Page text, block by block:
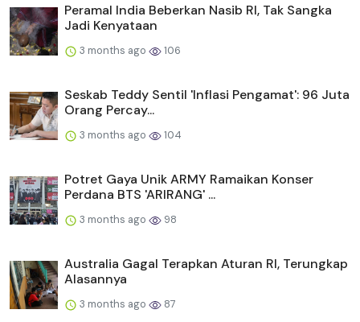
Peramal India Beberkan Nasib RI, Tak Sangka
Jadi Kenyataan
3 months ago 106
Seskab Teddy Sentil 'Inflasi Pengamat': 96 Juta
Orang Percay...
3 months ago 104
Potret Gaya Unik ARMY Ramaikan Konser
Perdana BTS 'ARIRANG' ...
3 months ago 98
Australia Gagal Terapkan Aturan RI, Terungkap
Alasannya
3 months ago 87